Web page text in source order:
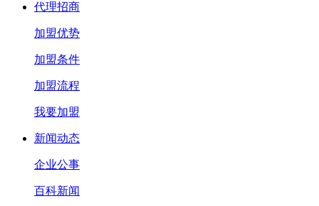
代理招商
加盟优势
加盟条件
加盟流程
我要加盟
新闻动态
企业公事
百科新闻